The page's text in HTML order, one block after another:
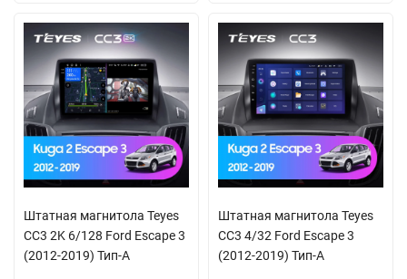
Штатная магнитола Teyes
CC3 2K 6/128 Ford Escape 3
(2012-2019) Тип-A
Штатная магнитола Teyes
CC3 4/32 Ford Escape 3
(2012-2019) Тип-A